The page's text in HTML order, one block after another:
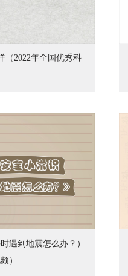
2022年全国优秀科
遇到地震怎么办？）
）